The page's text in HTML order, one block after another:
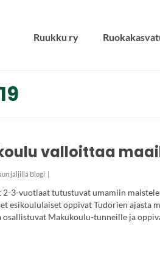
Ruukku ry
valloittaa
jäljillä Blogi |
2-3-vuotiaat tutustuvat umamiin
esikoululaiset oppivat Tudorien ajasta
osallistuvat Makukoulu-tunneille ja